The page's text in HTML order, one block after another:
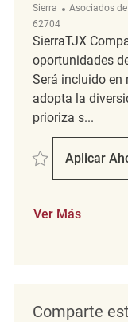
Sierra Categoría
Asociados
62704
SierraTJX
oportunidades
Será incluido en
adopta la
prioriza s...
SalvarAplicar
Ver Más
Comparte